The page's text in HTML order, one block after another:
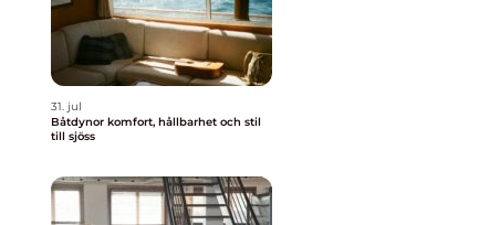
31. jul
Båtdynor komfort, hållbarhet och stil
till sjöss